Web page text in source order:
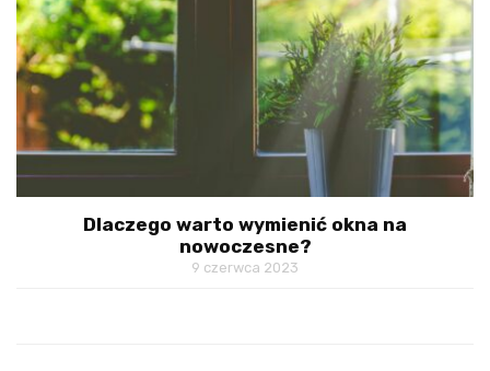
Dlaczego warto wymienić okna na
nowoczesne?
9 czerwca 2023